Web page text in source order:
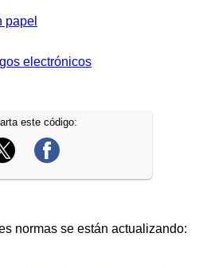
papel
electrónicos
este código:
normas se están actualizando: